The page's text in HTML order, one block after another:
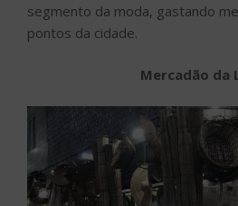
segmento da moda, gastando
pontos da cidade.
Mercadão da